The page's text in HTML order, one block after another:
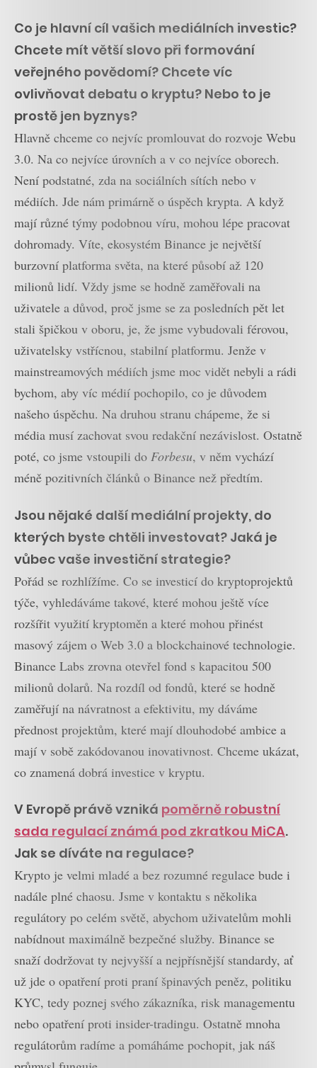
Co je hlavní cíl vašich mediálních investic?
Chcete mít větší slovo při formování
veřejného povědomí? Chcete víc
ovlivňovat debatu o kryptu? Nebo to je
prostě jen byznys?
Hlavně chceme co nejvíc promlouvat do rozvoje Webu
3.0. Na co nejvíce úrovních a v co nejvíce oborech.
Není podstatné, zda na sociálních sítích nebo v
médiích. Jde nám primárně o úspěch krypta. A když
mají různé týmy podobnou víru, mohou lépe pracovat
dohromady. Víte, ekosystém Binance je největší
burzovní platforma světa, na které působí až 120
milionů lidí. Vždy jsme se hodně zaměřovali na
uživatele a důvod, proč jsme se za posledních pět let
stali špičkou v oboru, je, že jsme vybudovali férovou,
uživatelsky vstřícnou, stabilní platformu. Jenže v
mainstreamových médiích jsme moc vidět nebyli a rádi
bychom, aby víc médií pochopilo, co je důvodem
našeho úspěchu. Na druhou stranu chápeme, že si
média musí zachovat svou redakční nezávislost. Ostatně
poté, co jsme vstoupili do Forbesu, v něm vychází
méně pozitivních článků o Binance než předtím.
Jsou nějaké další mediální projekty, do
kterých byste chtěli investovat? Jaká je
vůbec vaše investiční strategie?
Pořád se rozhlížíme. Co se investicí do kryptoprojektů
týče, vyhledáváme takové, které mohou ještě více
rozšířit využití kryptoměn a které mohou přinést
masový zájem o Web 3.0 a blockchainové technologie.
Binance Labs zrovna otevřel fond s kapacitou 500
milionů dolarů. Na rozdíl od fondů, které se hodně
zaměřují na návratnost a efektivitu, my dáváme
přednost projektům, které mají dlouhodobé ambice a
mají v sobě zakódovanou inovativnost. Chceme ukázat,
co znamená dobrá investice v kryptu.
V Evropě právě vzniká poměrně robustní
sada regulací známá pod zkratkou MiCA.
Jak se díváte na regulace?
Krypto je velmi mladé a bez rozumné regulace bude i
nadále plné chaosu. Jsme v kontaktu s několika
regulátory po celém světě, abychom uživatelům mohli
nabídnout maximálně bezpečné služby. Binance se
snaží dodržovat ty nejvyšší a nejpřísnější standardy, ať
už jde o opatření proti praní špinavých peněz, politiku
KYC, tedy poznej svého zákazníka, risk managementu
nebo opatření proti insider-tradingu. Ostatně mnoha
regulátorům radíme a pomáháme pochopit, jak náš